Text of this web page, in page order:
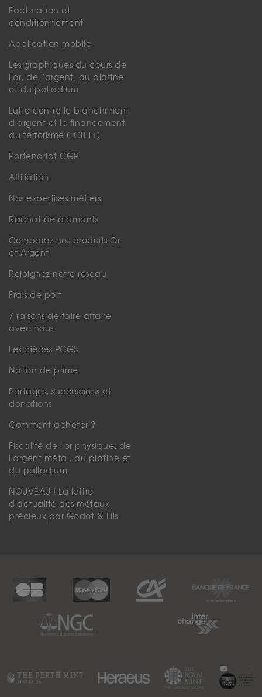
Facturation et
conditionnement
Application mobile
Les graphiques du cours de
l'or, de l'argent, du platine
et du palladium
Lutte contre le blanchiment
d'argent et le financement
du terrorisme (LCB-FT)
Partenariat CGP
Affiliation
Nos expertises métiers
Rachat de diamants
Comparez nos produits Or
et Argent
Rejoignez notre réseau
Frais de port
7 raisons de faire affaire
avec nous
Les pièces PCGS
Notion de prime
Partages, successions et
donations
Comment acheter ?
Fiscalité de l'or physique, de
l'argent métal, du platine et
du palladium
NOUVEAU ! La lettre
d'actualité des métaux
précieux par Godot & Fils